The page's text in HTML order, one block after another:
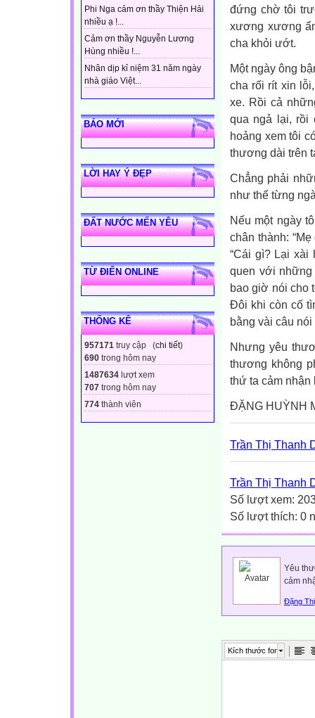
Phi Nga cảm ơn thầy Thiện Hải
nhiều ạ !...
Cảm ơn thầy Nguyễn Lương
Hùng nhiều !...
Nhân dịp kỉ niệm 31 năm ngày
nhà giáo Việt...
BÁO MỚI
LỜI HAY Ý ĐẸP
ĐẤT NƯỚC MẾN YÊU
TỪ ĐIỂN ONLINE
THỐNG KÊ
957171 truy cập (chi tiết)
690 trong hôm nay
1487634 lượt xem
707 trong hôm nay
774 thành viên
đứng chờ tôi
xương xương
cha khỏi ướt.
Một ngày ông
cha rối rít xin
xe. Rồi cả
qua ngả lại, rồi
hoảng xem tôi
thương dài trên
Chẳng phải
như thế từng
Nếu một ngày
chân thành:
“Cái gì? Lại xài
quen với
bao giờ nói cho
Đôi khi còn cố
bằng vài câu nói
Nhưng yêu
thương không
thứ ta cảm nhận
ĐẶNG HUỲNH
Trần Thị Thanh
Trần Thị Thanh
Số lượt xem:
Số lượt thích: 0
Yêu
cảm
Đặng
Kích thước font